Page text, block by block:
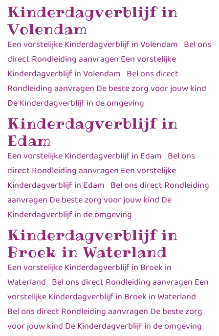
Kinderdagverblijf in
Volendam
Een vorstelijke Kinderdagverblijf in Volendam Bel ons
direct Rondleiding aanvragen Een vorstelijke
Kinderdagverblijf in Volendam Bel ons direct
Rondleiding aanvragen De beste zorg voor jouw kind
De Kinderdagverblijf in de omgeving
Kinderdagverblijf in
Edam
Een vorstelijke Kinderdagverblijf in Edam Bel ons
direct Rondleiding aanvragen Een vorstelijke
Kinderdagverblijf in Edam Bel ons direct Rondleiding
aanvragen De beste zorg voor jouw kind De
Kinderdagverblijf in de omgeving
Kinderdagverblijf in
Broek in Waterland
Een vorstelijke Kinderdagverblijf in Broek in
Waterland Bel ons direct Rondleiding aanvragen Een
vorstelijke Kinderdagverblijf in Broek in Waterland
Bel ons direct Rondleiding aanvragen De beste zorg
voor jouw kind De Kinderdagverblijf in de omgeving